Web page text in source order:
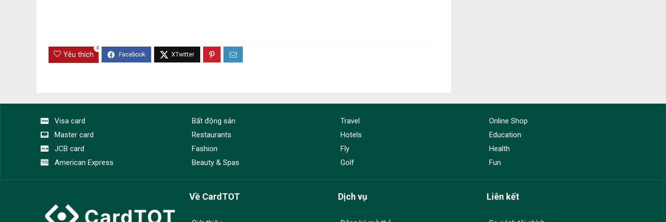
Yêu thích
0
Visa card
Master card
JCB card
American Express
Bất động sản
Restaurants
Fashion
Beauty & Spas
Travel
Hotels
Fly
Golf
Online Shop
Education
Health
Fun
Về CardTOT Dịch vụ Liên kết